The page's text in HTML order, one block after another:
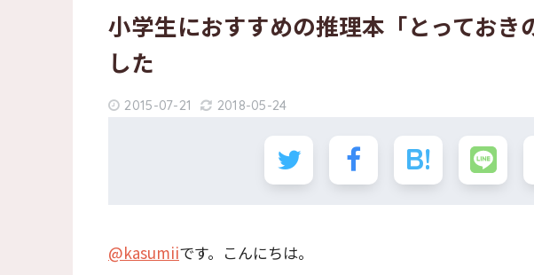
小学生におすすめの推理本「とっておき
した
2015-07-21 2018-05-24
@kasumiiです。こんにちは。